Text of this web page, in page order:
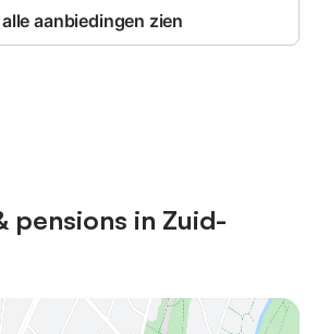
aanbiedingen zien
pensions in Zuid-